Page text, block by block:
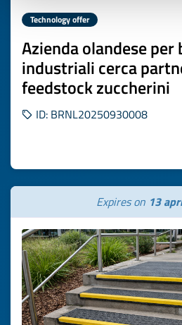
Technology offer
Azienda olandese per
industriali cerca
feedstock zuccherini
ID: BRNL20250930008
Expires on 13